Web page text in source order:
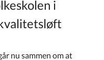
i
nu sammen om at